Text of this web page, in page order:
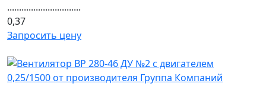
...............................
0,37
Запросить цену